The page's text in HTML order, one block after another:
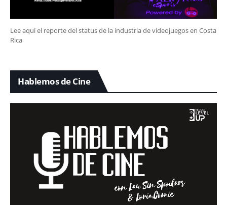
Lee aquí el reporte del status de la industria de videojuegos en Costa
Rica
Hablemos de Cine